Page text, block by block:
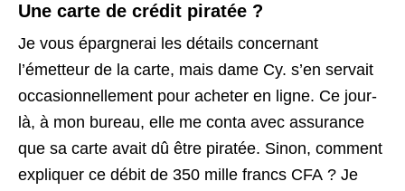
Une carte de crédit piratée ?
Je vous épargnerai les détails concernant
l’émetteur de la carte, mais dame Cy. s’en servait
occasionnellement pour acheter en ligne. Ce jour-
là, à mon bureau, elle me conta avec assurance
que sa carte avait dû être piratée. Sinon, comment
expliquer ce débit de 350 mille francs CFA ? Je